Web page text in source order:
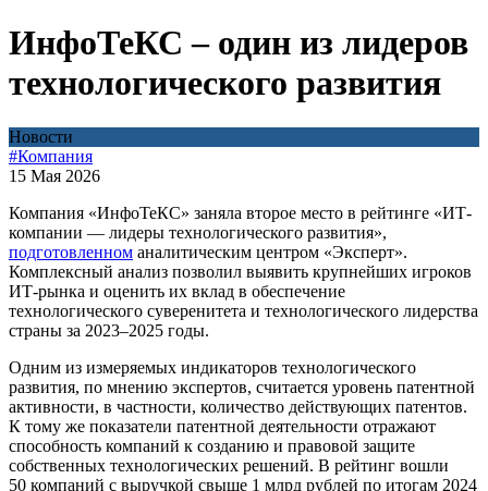
ИнфоТеКС – один из лидеров
технологического развития
Новости
#Компания
15 Мая 2026
Компания «ИнфоТеКС» заняла второе место в рейтинге «ИТ-
компании — лидеры технологического развития»,
подготовленном аналитическим центром «Эксперт».
Комплексный анализ позволил выявить крупнейших игроков
ИТ-рынка и оценить их вклад в обеспечение
технологического суверенитета и технологического лидерства
страны за 2023–2025 годы.
Одним из измеряемых индикаторов технологического
развития, по мнению экспертов, считается уровень патентной
активности, в частности, количество действующих патентов.
К тому же показатели патентной деятельности отражают
способность компаний к созданию и правовой защите
собственных технологических решений. В рейтинг вошли
50 компаний с выручкой свыше 1 млрд рублей по итогам 2024